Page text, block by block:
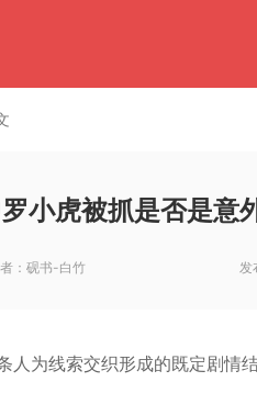
小虎被抓是否是意
： 砚书-白竹 发
人为线索交织形成的既定剧情